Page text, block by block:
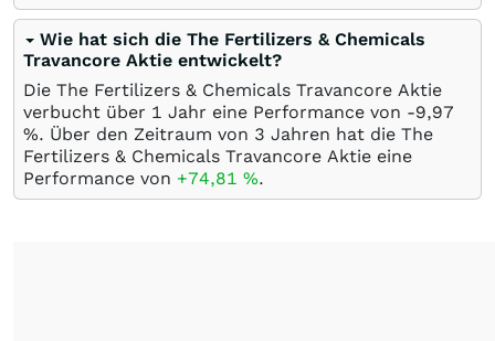
Wie hat sich die The Fertilizers & Chemicals
Travancore Aktie entwickelt?
Die The Fertilizers & Chemicals Travancore Aktie
verbucht über 1 Jahr eine Performance von -9,97
%. Über den Zeitraum von 3 Jahren hat die The
Fertilizers & Chemicals Travancore Aktie eine
Performance von +74,81 %.